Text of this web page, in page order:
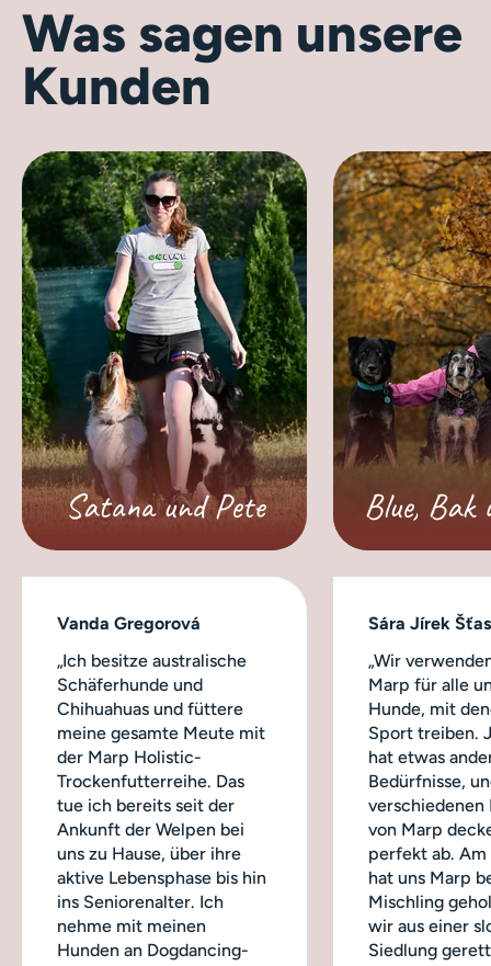
Was sagen unsere
Kunden
Satana und Pete
Vanda Gregorová
„Ich besitze australische
Schäferhunde und
Chihuahuas und füttere
meine gesamte Meute mit
der Marp Holistic-
Trockenfutterreihe. Das
tue ich bereits seit der
Ankunft der Welpen bei
uns zu Hause, über ihre
aktive Lebensphase bis hin
ins Seniorenalter. Ich
nehme mit meinen
Hunden an Dogdancing-
Blue, Bak
Sára Jírek
„Wir
Marp für alle
Hunde, mit
Sport treiben.
hat etwas
Bedürfnisse,
verschiedenen
von Marp
perfekt ab.
hat uns Marp
Mischling
wir aus einer
Siedlung